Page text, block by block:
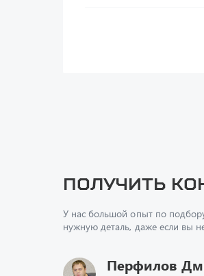
Получить
У нас большой опыт по
нужную деталь, даже если вы
Перфилов